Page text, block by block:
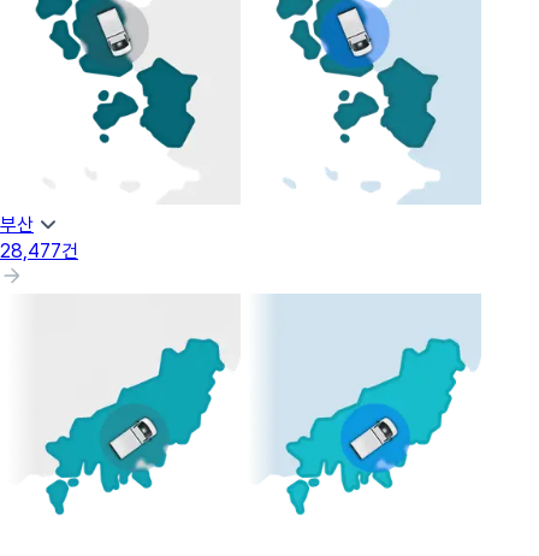
부산
28,477건